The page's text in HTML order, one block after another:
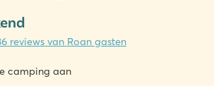
reviews van Roan gasten
camping aan